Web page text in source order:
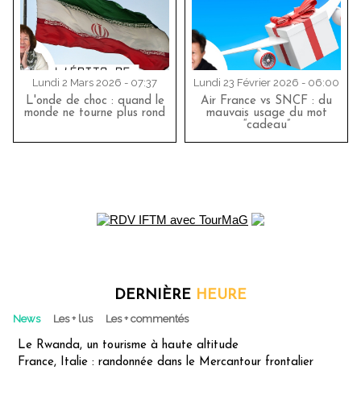
Lundi 2 Mars 2026 - 07:37
L'onde de choc : quand le
monde ne tourne plus rond
Lundi 23 Février 2026 - 06:00
Air France vs SNCF : du
mauvais usage du mot
“cadeau”
DERNIÈRE HEURE
News Les + lus Les + commentés
Le Rwanda, un tourisme à haute altitude
France, Italie : randonnée dans le Mercantour frontalier